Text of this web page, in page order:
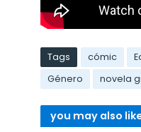
Tags cómic
Género
novela
you may also